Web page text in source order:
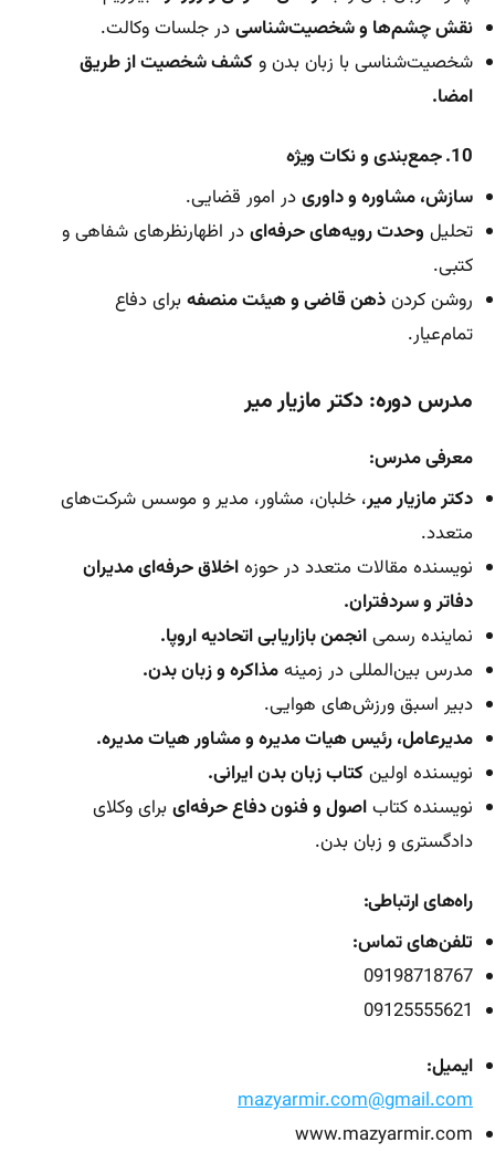
نقش چشم‌ها و شخصیت‌شناسیدر جلسات وکالت.
شخصیت‌شناسی با زبان بدن وکشف شخصیت از طریق
امضا.
10. جمع‌بندی و نکات ویژه
سازش، مشاوره و داوریدر امور قضایی.
تحلیل وحدت رویه‌های حرفه‌ایدر اظهارنظرهای شفاهی و
کتبی.
روشن کردنذهن قاضی و هیئت منصفهبرای دفاع
تمام‌عیار.
مدرس دوره: دکتر مازیار میر
معرفی مدرس:
دکتر مازیار میر، خلبان، مشاور، مدیر و موسس شرکت‌های
متعدد.
نویسنده مقالات متعدد در حوزهاخلاق حرفه‌ای مدیران
دفاتر و سردفتران.
نماینده رسمیانجمن بازاریابی اتحادیه اروپا.
مدرس بین‌المللی در زمینهمذاکره و زبان بدن.
دبیر اسبق ورزش‌های هوایی.
مدیرعامل، رئیس هیات مدیره و مشاور هیات مدیره.
نویسنده اولینکتاب زبان بدن ایرانی.
نویسنده کتاباصول و فنون دفاع حرفه‌ایبرای وکلای
دادگستری و زبان بدن.
راه‌های ارتباطی:
تلفن‌های تماس:
09198718767
09125555621
ایمیل:
mazyarmir.com@gmail.com
www.mazyarmir.com